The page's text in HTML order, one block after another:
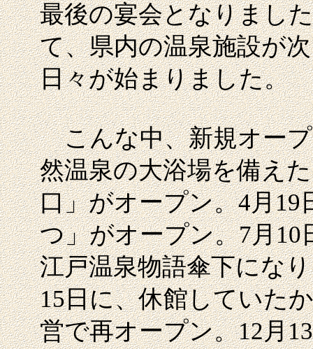
最後の宴会となりまし
て、県内の温泉施設が
日々が始まりました。
こんな中、新規オープ
然温泉の大浴場を備え
口」がオープン。4月19
つ」がオープン。7月10
江戸温泉物語傘下にな
15日に、休館していた
営で再オープン。12月